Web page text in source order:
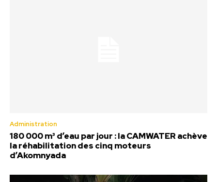
Administration
180 000 m³ d’eau par jour : la CAMWATER achève
la réhabilitation des cinq moteurs
d’Akomnyada